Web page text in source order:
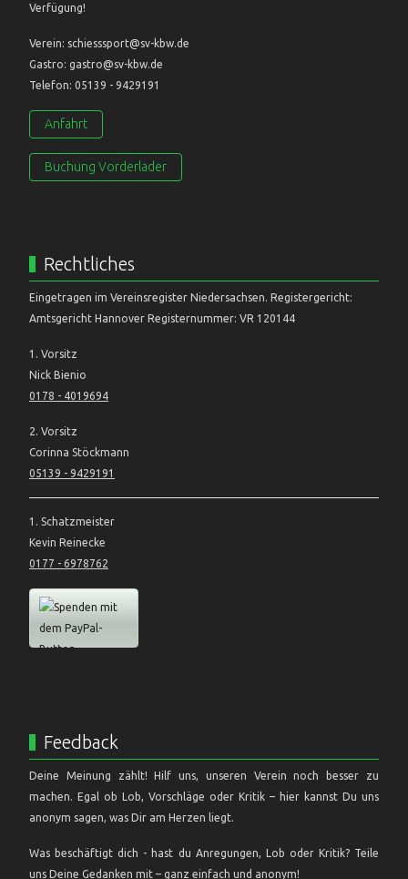
Verfügung!
Verein: schiesssport@sv-kbw.de
Gastro: gastro@sv-kbw.de
Telefon: 05139 - 9429191
Anfahrt
Buchung Vorderlader
Rechtliches
Eingetragen im Vereinsregister Niedersachsen. Registergericht:
Amtsgericht Hannover Registernummer: VR 120144
1. Vorsitz
Nick Bienio
0178 - 4019694
2. Vorsitz
Corinna Stöckmann
05139 - 9429191
1. Schatzmeister
Kevin Reinecke
0177 - 6978762
Feedback
Deine Meinung zählt! Hilf uns, unseren Verein noch besser zu
machen. Egal ob Lob, Vorschläge oder Kritik – hier kannst Du uns
anonym sagen, was Dir am Herzen liegt.
Was beschäftigt dich - hast du Anregungen, Lob oder Kritik? Teile
uns Deine Gedanken mit – ganz einfach und anonym!